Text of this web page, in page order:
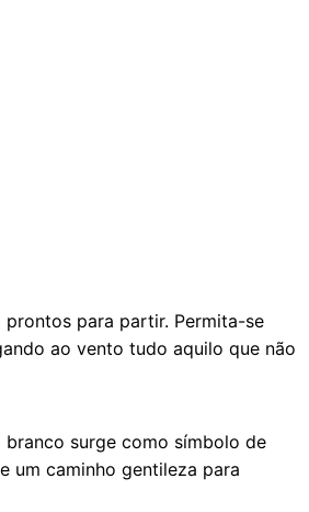
para partir. Permita-se
ao vento tudo aquilo que não
branco surge como símbolo de
um caminho gentileza para